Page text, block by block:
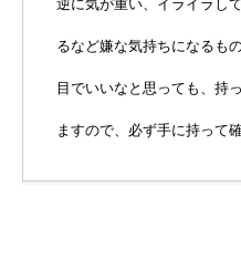
逆に気が重い、イライラし
るなど嫌な気持ちになるも
目でいいなと思っても、持
ますので、必ず手に持って